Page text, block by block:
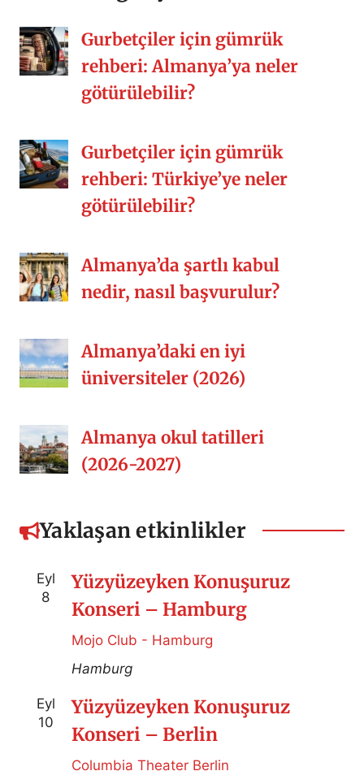
[…]
Gurbetçiler için gümrük
rehberi: Almanya’ya neler
götürülebilir?
Gurbetçiler için gümrük
rehberi: Türkiye’ye neler
götürülebilir?
Almanya’da şartlı kabul
nedir, nasıl başvurulur?
Almanya’daki en iyi
üniversiteler (2026)
Almanya okul tatilleri
(2026-2027)
Yaklaşan etkinlikler
Eyl
8
Yüzyüzeyken Konuşuruz
Konseri – Hamburg
Mojo Club - Hamburg
Hamburg
Eyl
10
Yüzyüzeyken Konuşuruz
Konseri – Berlin
Columbia Theater Berlin